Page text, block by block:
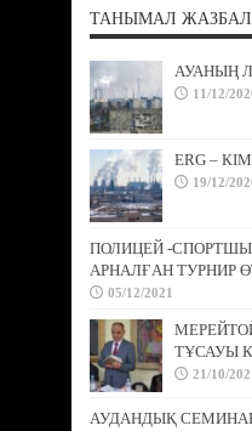
ТАНЫМАЛ
АУАНЫҢ
11/12/
ERG –
19/12/
ПОЛИЦЕЙ -
АРНАЛҒАН ТУРНИР
05/12/2021
ТҰСАУЫ
21/10/
АУДАНДЫҚ